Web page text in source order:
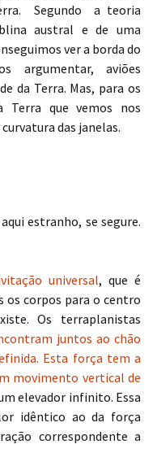
Segundo a teoria
austral e de uma
ver a borda do
argumentar, aviões
da Terra. Mas, para os
Terra que vemos nos
das janelas.
estranho, se segure.
universal, que é
os corpos para o centro
Os terraplanistas
juntos ao chão
Esta força tem a
movimento vertical de
elevador infinito. Essa
idêntico ao da força
correspondente a